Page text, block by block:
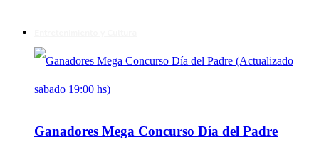
Ganadores Mega Concurso Día del Padre